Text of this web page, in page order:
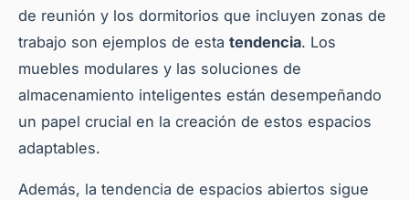
de reunión y los dormitorios que incluyen zonas de
trabajo son ejemplos de esta tendencia. Los
muebles modulares y las soluciones de
almacenamiento inteligentes están desempeñando
un papel crucial en la creación de estos espacios
adaptables.
Además, la tendencia de espacios abiertos sigue